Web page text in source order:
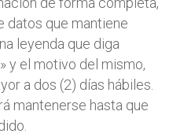
datos que mantiene
leyenda que diga
y el motivo del mismo,
a dos (2) días hábiles.
mantenerse hasta que